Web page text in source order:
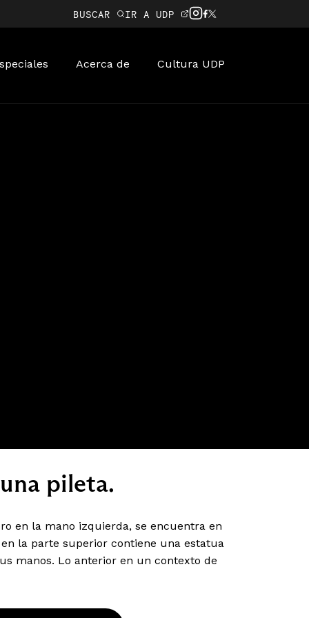
BUSCAR IR A UDP
Acerca de Cultura UDP
pileta.
en la mano izquierda, se encuentra en
la parte superior contiene una estatua
manos. Lo anterior en un contexto de